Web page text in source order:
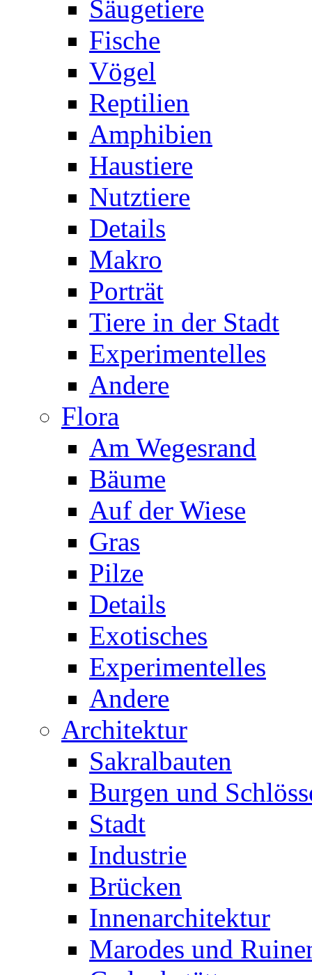
Säugetiere
Fische
Vögel
Reptilien
Amphibien
Haustiere
Nutztiere
Details
Makro
Porträt
Tiere in der Stadt
Experimentelles
Andere
Flora
Am Wegesrand
Bäume
Auf der Wiese
Gras
Pilze
Details
Exotisches
Experimentelles
Andere
Architektur
Sakralbauten
Burgen und
Stadt
Industrie
Brücken
Innenarchitektur
Marodes und